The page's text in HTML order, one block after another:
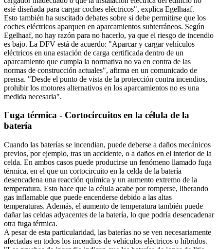
esté diseñada para cargar coches eléctricos", explica Egelhaaf.
Esto también ha suscitado debates sobre si debe permitirse que los
coches eléctricos aparquen en aparcamientos subterráneos. Según
Egelhaaf, no hay razón para no hacerlo, ya que el riesgo de incendio
es bajo. La DFV está de acuerdo: "Aparcar y cargar vehículos
eléctricos en una estación de carga certificada dentro de un
aparcamiento que cumpla la normativa no va en contra de las
normas de construcción actuales", afirma en un comunicado de
prensa. "Desde el punto de vista de la protección contra incendios,
prohibir los motores alternativos en los aparcamientos no es una
medida necesaria".
Fuga térmica - Cortocircuitos en la célula de la
batería
Cuando las baterías se incendian, puede deberse a daños mecánicos
previos, por ejemplo, tras un accidente, o a daños en el interior de la
celda. En ambos casos puede producirse un fenómeno llamado fuga
térmica, en el que un cortocircuito en la celda de la batería
desencadena una reacción química y un aumento extremo de la
temperatura. Esto hace que la célula acabe por romperse, liberando
gas inflamable que puede encenderse debido a las altas
temperaturas. Además, el aumento de temperatura también puede
dañar las celdas adyacentes de la batería, lo que podría desencadenar
otra fuga térmica.
A pesar de esta particularidad, las baterías no se ven necesariamente
afectadas en todos los incendios de vehículos eléctricos o híbridos.